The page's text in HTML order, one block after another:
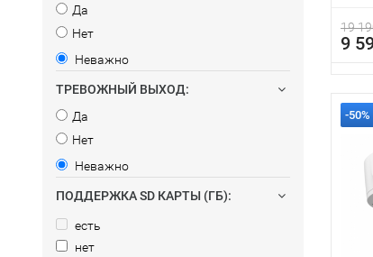
Да
Нет
Неважно
ТРЕВОЖНЫЙ ВЫХОД:
Да
Нет
Неважно
ПОДДЕРЖКА SD КАРТЫ (ГБ):
есть
нет
19
9
-50%